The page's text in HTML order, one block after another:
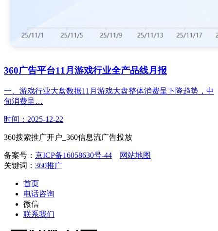
360广告平台11月游戏行业全产品线月报
一、游戏行业大盘数据11月游戏大盘整体消费呈下降趋势，中
旬消费呈…
时间：2025-12-22
360搜索推广开户_360信息流广告投放
备案号： 京ICP备16058630号-44
网站地图
关键词： 360推广
首页
电话咨询
微信
联系我们